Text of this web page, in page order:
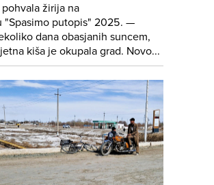
pohvala žirija na
"Spasimo putopis" 2025. —
dana obasjanih suncem,
kiša je okupala grad. Novo...